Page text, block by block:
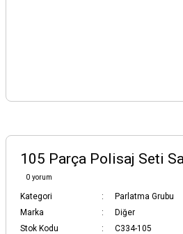
105 Parça Polisaj Seti
0 yorum
Kategori
Parlatma Grubu
Marka
Diğer
Stok Kodu
C334-105